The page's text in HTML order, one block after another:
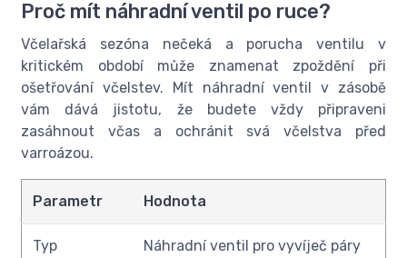
Proč mít náhradní ventil po ruce?
Včelařská sezóna nečeká a porucha ventilu v
kritickém období může znamenat zpoždění při
ošetřování včelstev. Mít náhradní ventil v zásobě
vám dává jistotu, že budete vždy připraveni
zasáhnout včas a ochránit svá včelstva před
varroázou.
Parametr Hodnota
Typ
Náhradní ventil pro vyvíječ páry